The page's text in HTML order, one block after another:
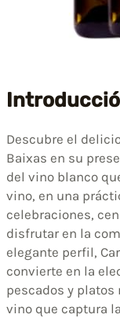
Descubre el
Baixas en su
del vino blanco
vino, en una
celebraciones,
disfrutar en la
elegante perfil,
convierte en la
pescados y platos
vino que captura